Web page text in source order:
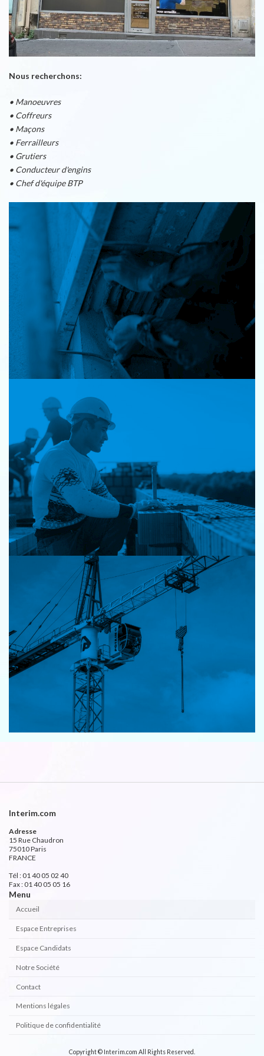
Nous recherchons:
• Manoeuvres
• Coffreurs
• Maçons
• Ferrailleurs
• Grutiers
• Conducteur d'engins
• Chef d'équipe BTP
Interim.com
Adresse
15 Rue Chaudron
75010 Paris
FRANCE
Tél : 01 40 05 02 40
Fax : 01 40 05 05 16
Menu
Accueil
Espace Entreprises
Espace Candidats
Notre Société
Contact
Mentions légales
Politique de confidentialité
Copyright © Interim.com All Rights Reserved.